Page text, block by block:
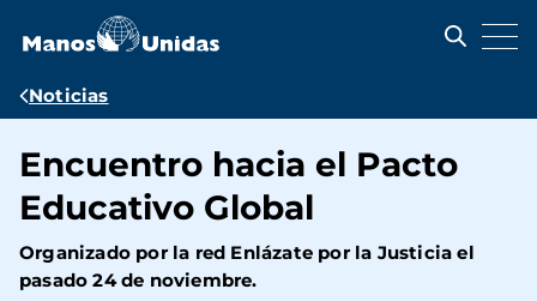
contenido
Ruta
navegación
Noticias
Encuentro hacia el Pacto
Educativo Global
Organizado por la red Enlázate por la Justicia el
pasado 24 de noviembre.